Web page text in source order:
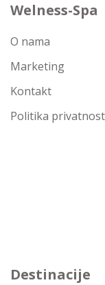
Welness-Spa
O nama
Marketing
Kontakt
Politika
Destinacije